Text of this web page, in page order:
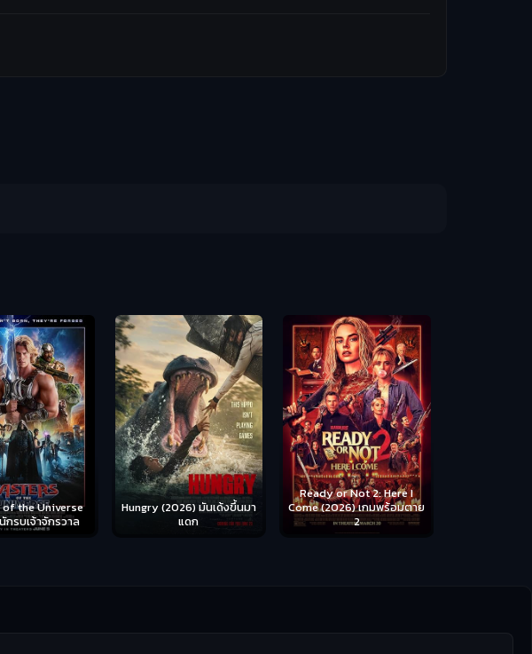
the Universe
กรบเจ้าจักรวาล
Hungry (2026) มันเด้งขึ้นมา
แดก
Ready or Not 2: Here I
Come (2026) เกมพร้อมตาย
2